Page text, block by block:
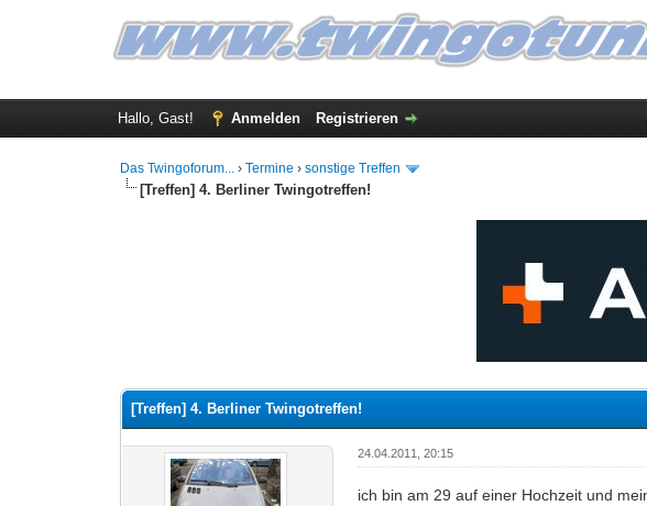
Hallo, Gast! Anmelden Registrieren
Das Twingoforum... ›Termine ›sonstige Treffen
[Treffen] 4. Berliner Twingotreffen!
[Treffen] 4. Berliner Twingotreffen!
24.04.2011, 20:15
ich bin am 29 auf einer Hochzeit und